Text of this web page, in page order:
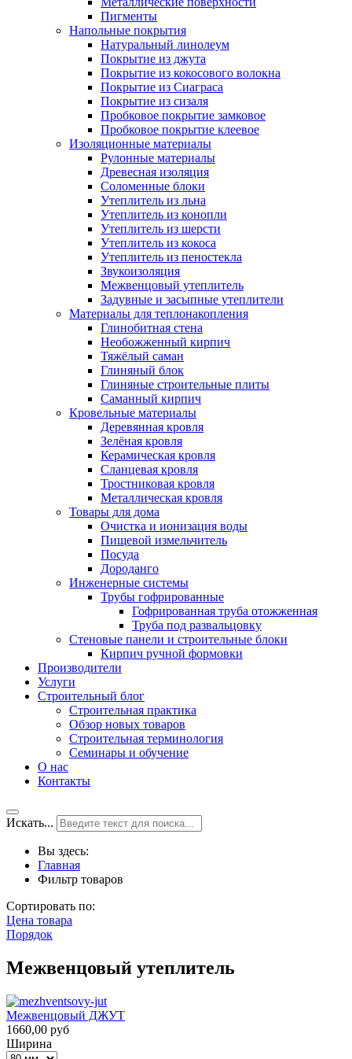
Пигменты
Напольные покрытия
Натуральный линолеум
Покрытие из джута
Покрытие из кокосового волокна
Покрытие из Сиаграса
Покрытие из сизаля
Пробковое покрытие замковое
Пробковое покрытие клеевое
Изоляционные материалы
Рулонные материалы
Древесная изоляция
Соломенные блоки
Утеплитель из льна
Утеплитель из конопли
Утеплитель из шерсти
Утеплитель из кокоса
Утеплитель из пеностекла
Звукоизоляция
Межвенцовый утеплитель
Задувные и засыпные утеплители
Материалы для теплонакопления
Глинобитная стена
Необожженный кирпич
Тяжёлый саман
Глиняный блок
Глиняные строительные плиты
Саманный кирпич
Кровельные материалы
Деревянная кровля
Зелёная кровля
Керамическая кровля
Сланцевая кровля
Тростниковая кровля
Металлическая кровля
Товары для дома
Очистка и ионизация воды
Пищевой измельчитель
Посуда
Дороданго
Инженерные системы
Трубы гофрированные
Гофрированная труба отожженная
Труба под развальцовку
Стеновые панели и строительные блоки
Кирпич ручной формовки
Производители
Услуги
Строительный блог
Строительная практика
Обзор новых товаров
Строительная терминология
Семинары и обучение
О нас
Контакты
Искать...
Вы здесь:
Главная
Фильтр товаров
Сортировать по:
Цена товара
Порядок
Межвенцовый утеплитель
Межвенцовый ДЖУТ
1660,00 руб
Ширина